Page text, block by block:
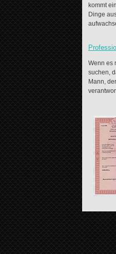
kommt
Dinge
Wenn es
suchen,
Mann,